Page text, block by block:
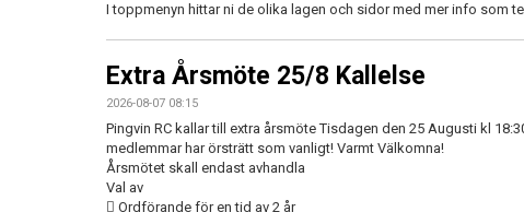
I toppmenyn hittar ni de olika lagen och sidor med mer info som
Extra Årsmöte 25/8 Kallelse
2026-08-07 08:15
Pingvin RC kallar till extra årsmöte Tisdagen den 25 Augusti kl
medlemmar har örsträtt som vanligt! Varmt Välkomna!
Årsmötet skall endast avhandla
Val av
 Ordförande för en tid av 2 år